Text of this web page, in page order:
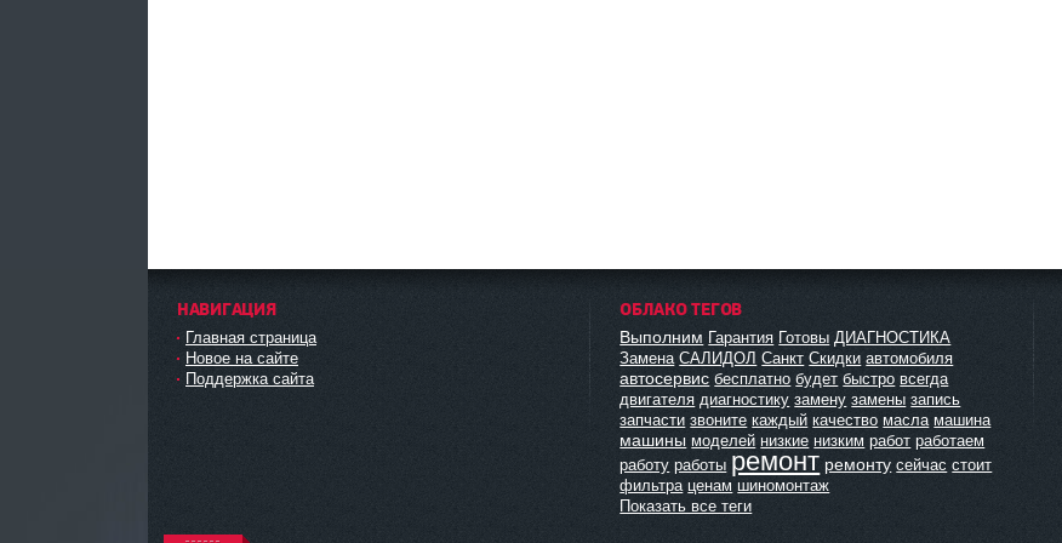
НАВИГАЦИЯ
Главная страница
Новое на сайте
Поддержка сайта
ОБЛАКО ТЕГОВ
Выполним Гарантия Готовы ДИАГНОСТИКА
Замена САЛИДОЛ Санкт Скидки автомобиля
автосервис бесплатно будет быстро всегда
двигателя диагностику замену замены запись
запчасти звоните каждый качество масла машина
машины моделей низкие низким работ работаем
работу работы ремонт ремонту сейчас стоит
фильтра ценам шиномонтаж
Показать все теги